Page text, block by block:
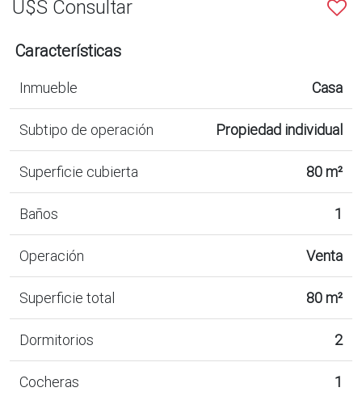
U$S Consultar
Características
Inmueble Casa
Subtipo de operación Propiedad individual
Superficie cubierta 80 m²
Baños 1
Operación Venta
Superficie total 80 m²
Dormitorios 2
Cocheras 1